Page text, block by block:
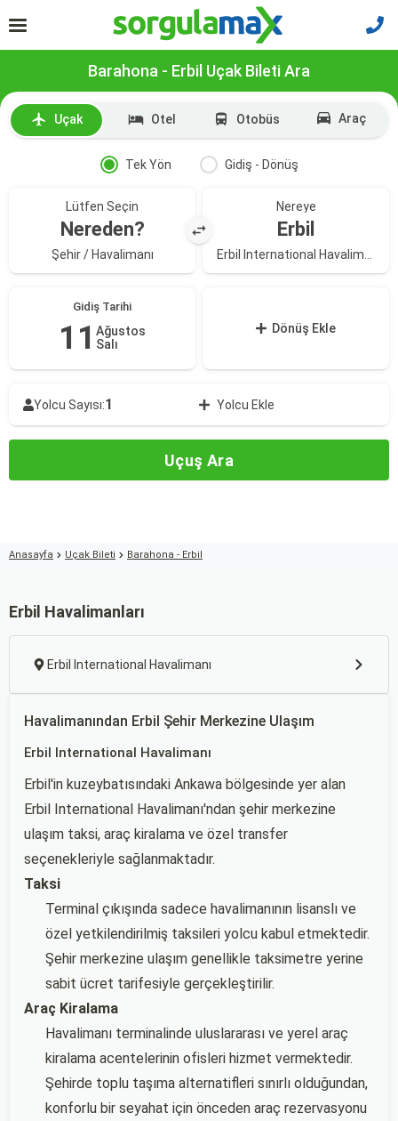
Barahona - Erbil Uçak Bileti Ara
Uçak Otel Otobüs Araç
Tek Yön Gidiş - Dönüş
Lütfen Seçin
Nereden?
Şehir / Havalimanı
Nereye
Erbil
Gidiş Tarihi
11 Ağustos
Salı
Dönüş Ekle
Yolcu Sayısı:1 Yolcu Ekle
Uçuş Ara
Anasayfa Uçak Bileti Barahona - Erbil
Erbil Havalimanları
Erbil International Havalimanı
Havalimanından Erbil Şehir Merkezine Ulaşım
Erbil International Havalimanı
Erbil'in kuzeybatısındaki Ankawa bölgesinde yer alan
Erbil International Havalimanı'ndan şehir merkezine
ulaşım taksi, araç kiralama ve özel transfer
seçenekleriyle sağlanmaktadır.
Taksi
Terminal çıkışında sadece havalimanının lisanslı ve
özel yetkilendirilmiş taksileri yolcu kabul etmektedir.
Şehir merkezine ulaşım genellikle taksimetre yerine
sabit ücret tarifesiyle gerçekleştirilir.
Araç Kiralama
Havalimanı terminalinde uluslararası ve yerel araç
kiralama acentelerinin ofisleri hizmet vermektedir.
Şehirde toplu taşıma alternatifleri sınırlı olduğundan,
konforlu bir seyahat için önceden araç rezervasyonu